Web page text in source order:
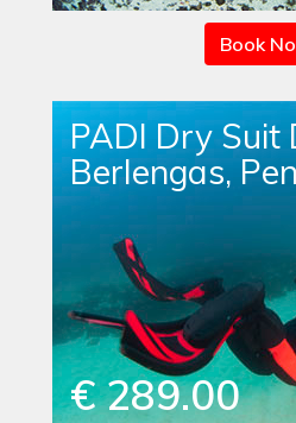
Book
PADI Dry Suit
Berlengas,
€ 289.00